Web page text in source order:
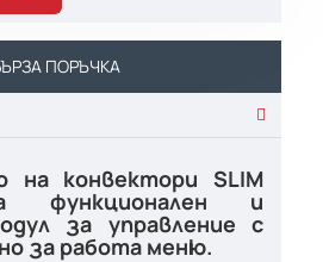
ПОРЪЧКА
на конвектори SLIM
функционален и
за управление с
за работа меню.